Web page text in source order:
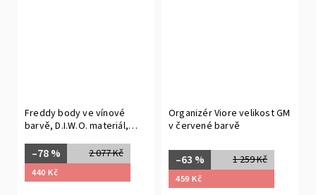
Freddy body ve vínové
barvě, D.I.W.O. materiál,
2 077 Kč
–78 %
440 Kč
Organizér Viore velikost GM
v červené barvě
1 259 Kč
–63 %
459 Kč